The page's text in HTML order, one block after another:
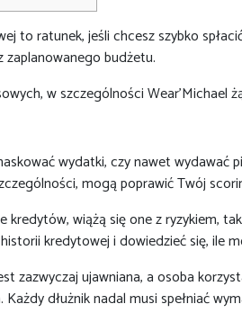
to ratunek, jeśli chcesz szybko
budżetu.
w szczególności
wydatki, czy nawet
mogą poprawić Twój
kredytów, wiążą się one z ryzykiem,
kredytowej i dowiedzieć się, ile
zazwyczaj ujawniana, a osoba
dłużnik nadal musi spełniać